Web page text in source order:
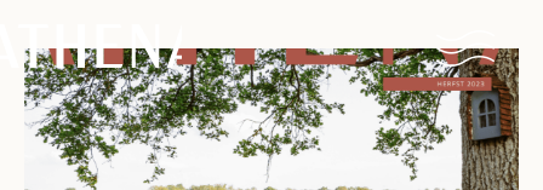
Naturisme